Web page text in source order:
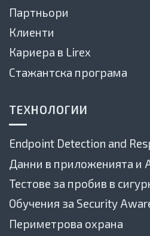
Партньори
Клиенти
Кариера в Lirex
Стажантска програма
ТЕХНОЛОГИИ
Endpoint Detection and
Данни в приложенията и
Тестове за пробив в
Обучения за Security
Периметрова охрана